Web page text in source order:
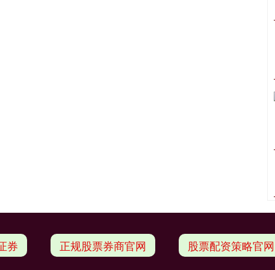
券 正规股票券商官网 股票配资策略官网